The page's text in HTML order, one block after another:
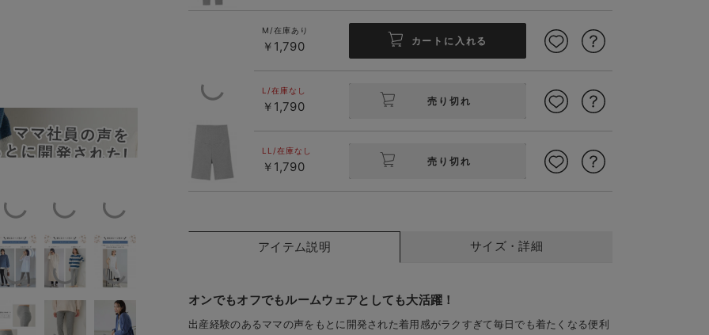
Color Variations マタニティレギ
M/在庫あり
￥1,790 カートに入れる
L/在庫なし
￥1,790 売り切れ
LL/在庫なし
￥1,790 売り切れ
アイテム説明 サイズ・詳細
オンでもオフでもルームウェアとしても大活躍！
出産経験のあるママの声をもとに開発された着用感がラクすぎて毎日でも着たくなる便利